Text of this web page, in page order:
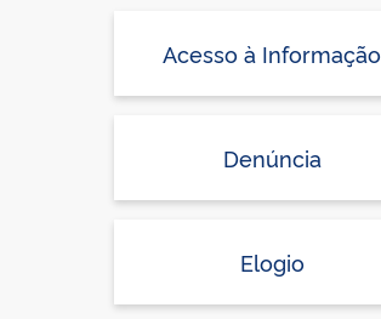
Acesso à Informação
Denúncia
Elogio